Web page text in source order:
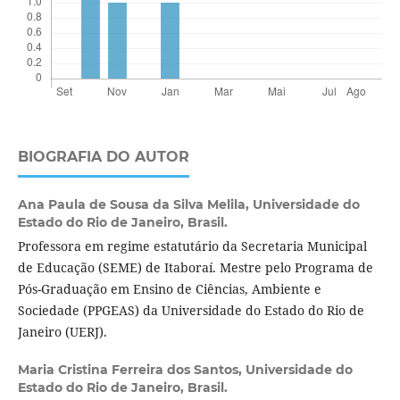
BIOGRAFIA DO AUTOR
Ana Paula de Sousa da Silva Melila, Universidade do
Estado do Rio de Janeiro, Brasil.
Professora em regime estatutário da Secretaria Municipal
de Educação (SEME) de Itaboraí. Mestre pelo Programa de
Pós-Graduação em Ensino de Ciências, Ambiente e
Sociedade (PPGEAS) da Universidade do Estado do Rio de
Janeiro (UERJ).
Maria Cristina Ferreira dos Santos, Universidade do
Estado do Rio de Janeiro, Brasil.